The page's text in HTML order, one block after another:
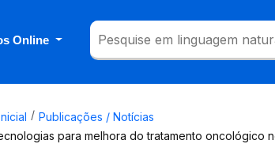
Online
Publicações / Notícias
para melhora do tratamento oncológico